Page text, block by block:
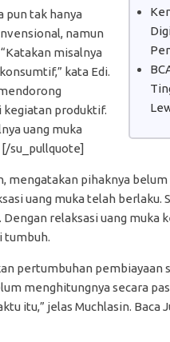
pun tak hanya
namun
misalnya
kata Edi.
kegiatan produktif.
uang muka
su_pullquote]
mengatakan pihaknya
uang muka telah berlaku.
relaksasi uang muka
tumbuh.
pertumbuhan pembiayaan
menghitungnya secara
itu,” jelas Muchlasin. Baca